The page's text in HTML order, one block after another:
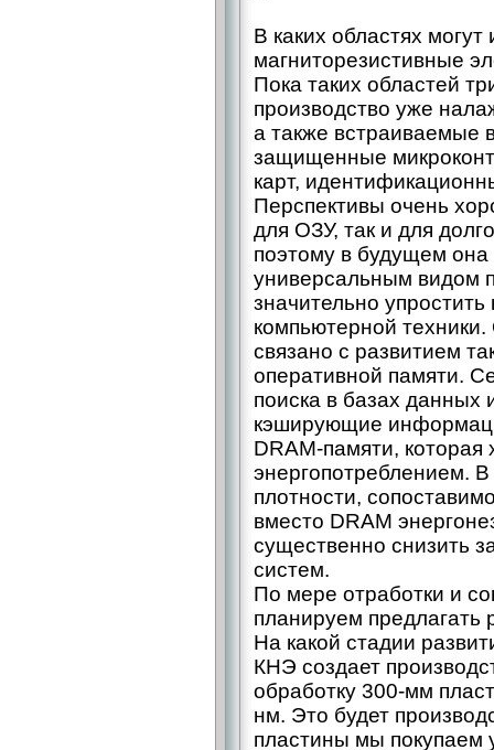
В каких областях
магниторезистивные
Пока таких областей
производство уже
а также встраиваемые
защищенные
карт,
Перспективы очень
для ОЗУ, так и для
поэтому в будущем она
универсальным видом
значительно
компьютерной
связано с развитием
оперативной памяти.
поиска в базах данных
кэширующие
DRAM-памяти, которая
энергопотреблением.
плотности,
вместо DRAM
существенно снизить
систем.
По мере отработки и
планируем предлагать
На какой стадии
КНЭ создает
обработку 300-мм
нм. Это будет
пластины мы покупаем